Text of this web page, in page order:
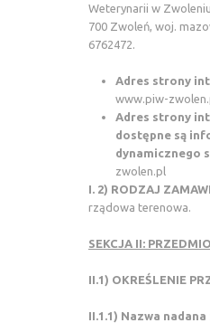
Weterynarii w
700 Zwoleń, woj.
6762472.
Adres strony
www.piw-
Adres strony
dostępne są
dynamicznego
zwolen.pl
I. 2) RODZAJ
rządowa terenowa.
SEKCJA II:
II.1) OKREŚLENIE
II.1.1) Nazwa